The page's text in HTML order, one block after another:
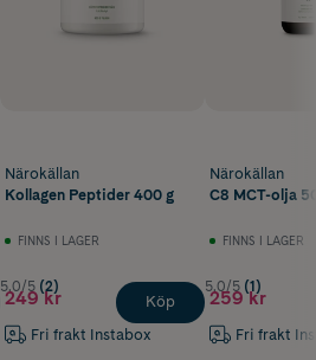
Närokällan
Kollagen Peptider 400 g
FINNS I LAGER
5.0/5 (2)
249 kr
Fri frakt Instabox
Köp
Närokällan
C8 MCT-olja
FINNS I LAGER
5.0/5 (1)
259 kr
Fri frakt